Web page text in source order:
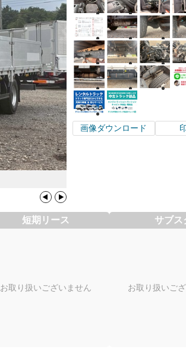
画像ダウンロード
短期リース
お取り扱いございません
サブス
お取り扱いご